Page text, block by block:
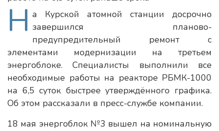
Н а Курской атомной станции досрочно
завершился планово-
предупредительный ремонт с
элементами модернизации на третьем
энергоблоке. Специалисты выполнили все
необходимые работы на реакторе РБМК-1000
на 6,5 суток быстрее утверждённого графика.
Об этом рассказали в пресс-службе компании.
18 мая энергоблок №3 вышел на номинальную